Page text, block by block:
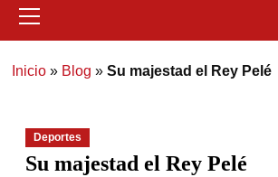
Inicio» Blog » Su majestad el Rey Pelé
Deportes
Su majestad el Rey Pelé